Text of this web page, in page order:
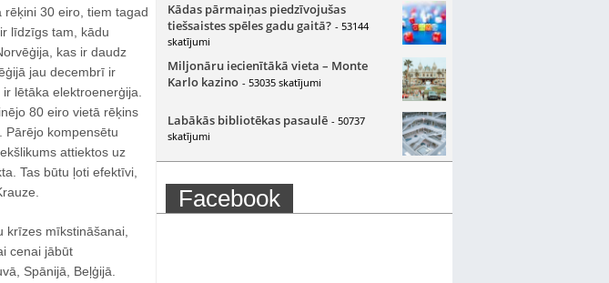
30 eiro, tiem tagad
līdzīgs tam, kādu
kas ir daudz
jau decembrī ir
lētāka elektroenerģija.
80 eiro vietā rēķins
Pārējo kompensētu
attiektos uz
Tas būtu ļoti efektīvi,
krīzes mīkstināšanai,
cenai jābūt
Spānijā, Beļģijā.
Kādas pārmaiņas piedzīvojušas
tiešsaistes spēles gadu gaitā? - 53144
skatījumi
Miljonāru iecienītākā vieta – Monte
Karlo kazino - 53035 skatījumi
Labākās bibliotēkas pasaulē - 50737
skatījumi
Facebook